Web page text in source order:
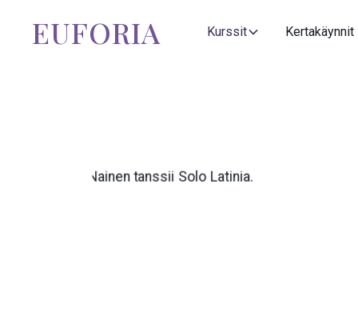
EUFORIA Kurssit Kertakäynnit